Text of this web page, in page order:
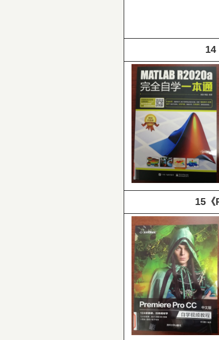
14
15 《